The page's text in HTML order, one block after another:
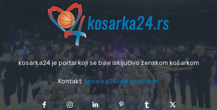
kosarka24 je portal koji se bavi isključivo ženskom košarkom
Kontakt: kosarka24.rs@gmail.com